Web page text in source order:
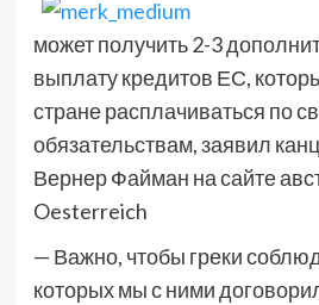
может получить 2-3
выплату кредитов ЕС,
стране расплачиваться по
обязательствам, заявил
Вернер Файман на сайте
Oesterreich
— Важно, чтобы греки
которых мы с ними